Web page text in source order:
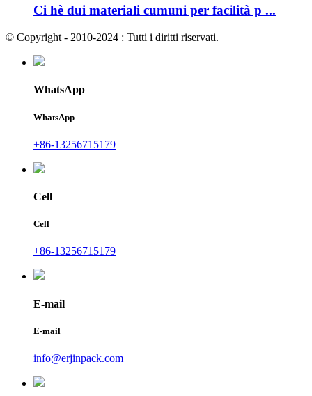
Ci hè dui materiali cumuni per facilità p ...
© Copyright - 2010-2024 : Tutti i diritti riservati.
WhatsApp
WhatsApp
+86-13256715179
Cell
Cell
+86-13256715179
E-mail
E-mail
info@erjinpack.com